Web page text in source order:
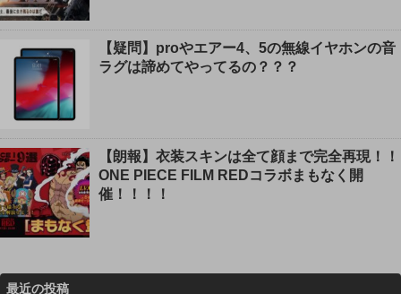
【疑問】proやエアー4、5の無線イヤホンの音
ラグは諦めてやってるの？？？
【朗報】衣装スキンは全て顔まで完全再現！！
ONE PIECE FILM REDコラボまもなく開
催！！！！
最近の投稿